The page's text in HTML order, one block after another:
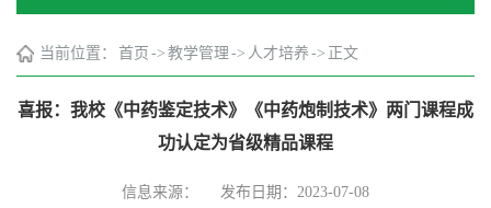
当前位置： 首页 -> 教学管理 -> 人才培养 -> 正文
喜报：我校《中药鉴定技术》《中药炮制技术》两门课程成
功认定为省级精品课程
信息来源： 发布日期：2023-07-08